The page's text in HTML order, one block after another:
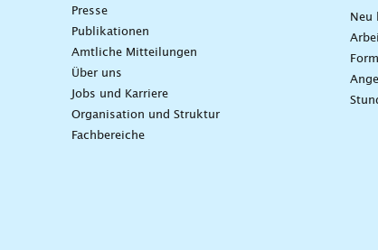
Presse
Publikationen
Amtliche Mitteilungen
Über uns
Jobs und Karriere
Organisation und Struktur
Fachbereiche
Neu